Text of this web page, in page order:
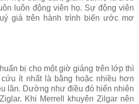
luôn động viên họ. Sự động viên
giá trên hành trình biến ước mơ
bị cho một giờ giảng trên lớp thì
ít nhất là bằng hoặc nhiều hơn
lần. Dường như điều đó hiển nhiên
Khi Merrell khuyên Zilgar nên